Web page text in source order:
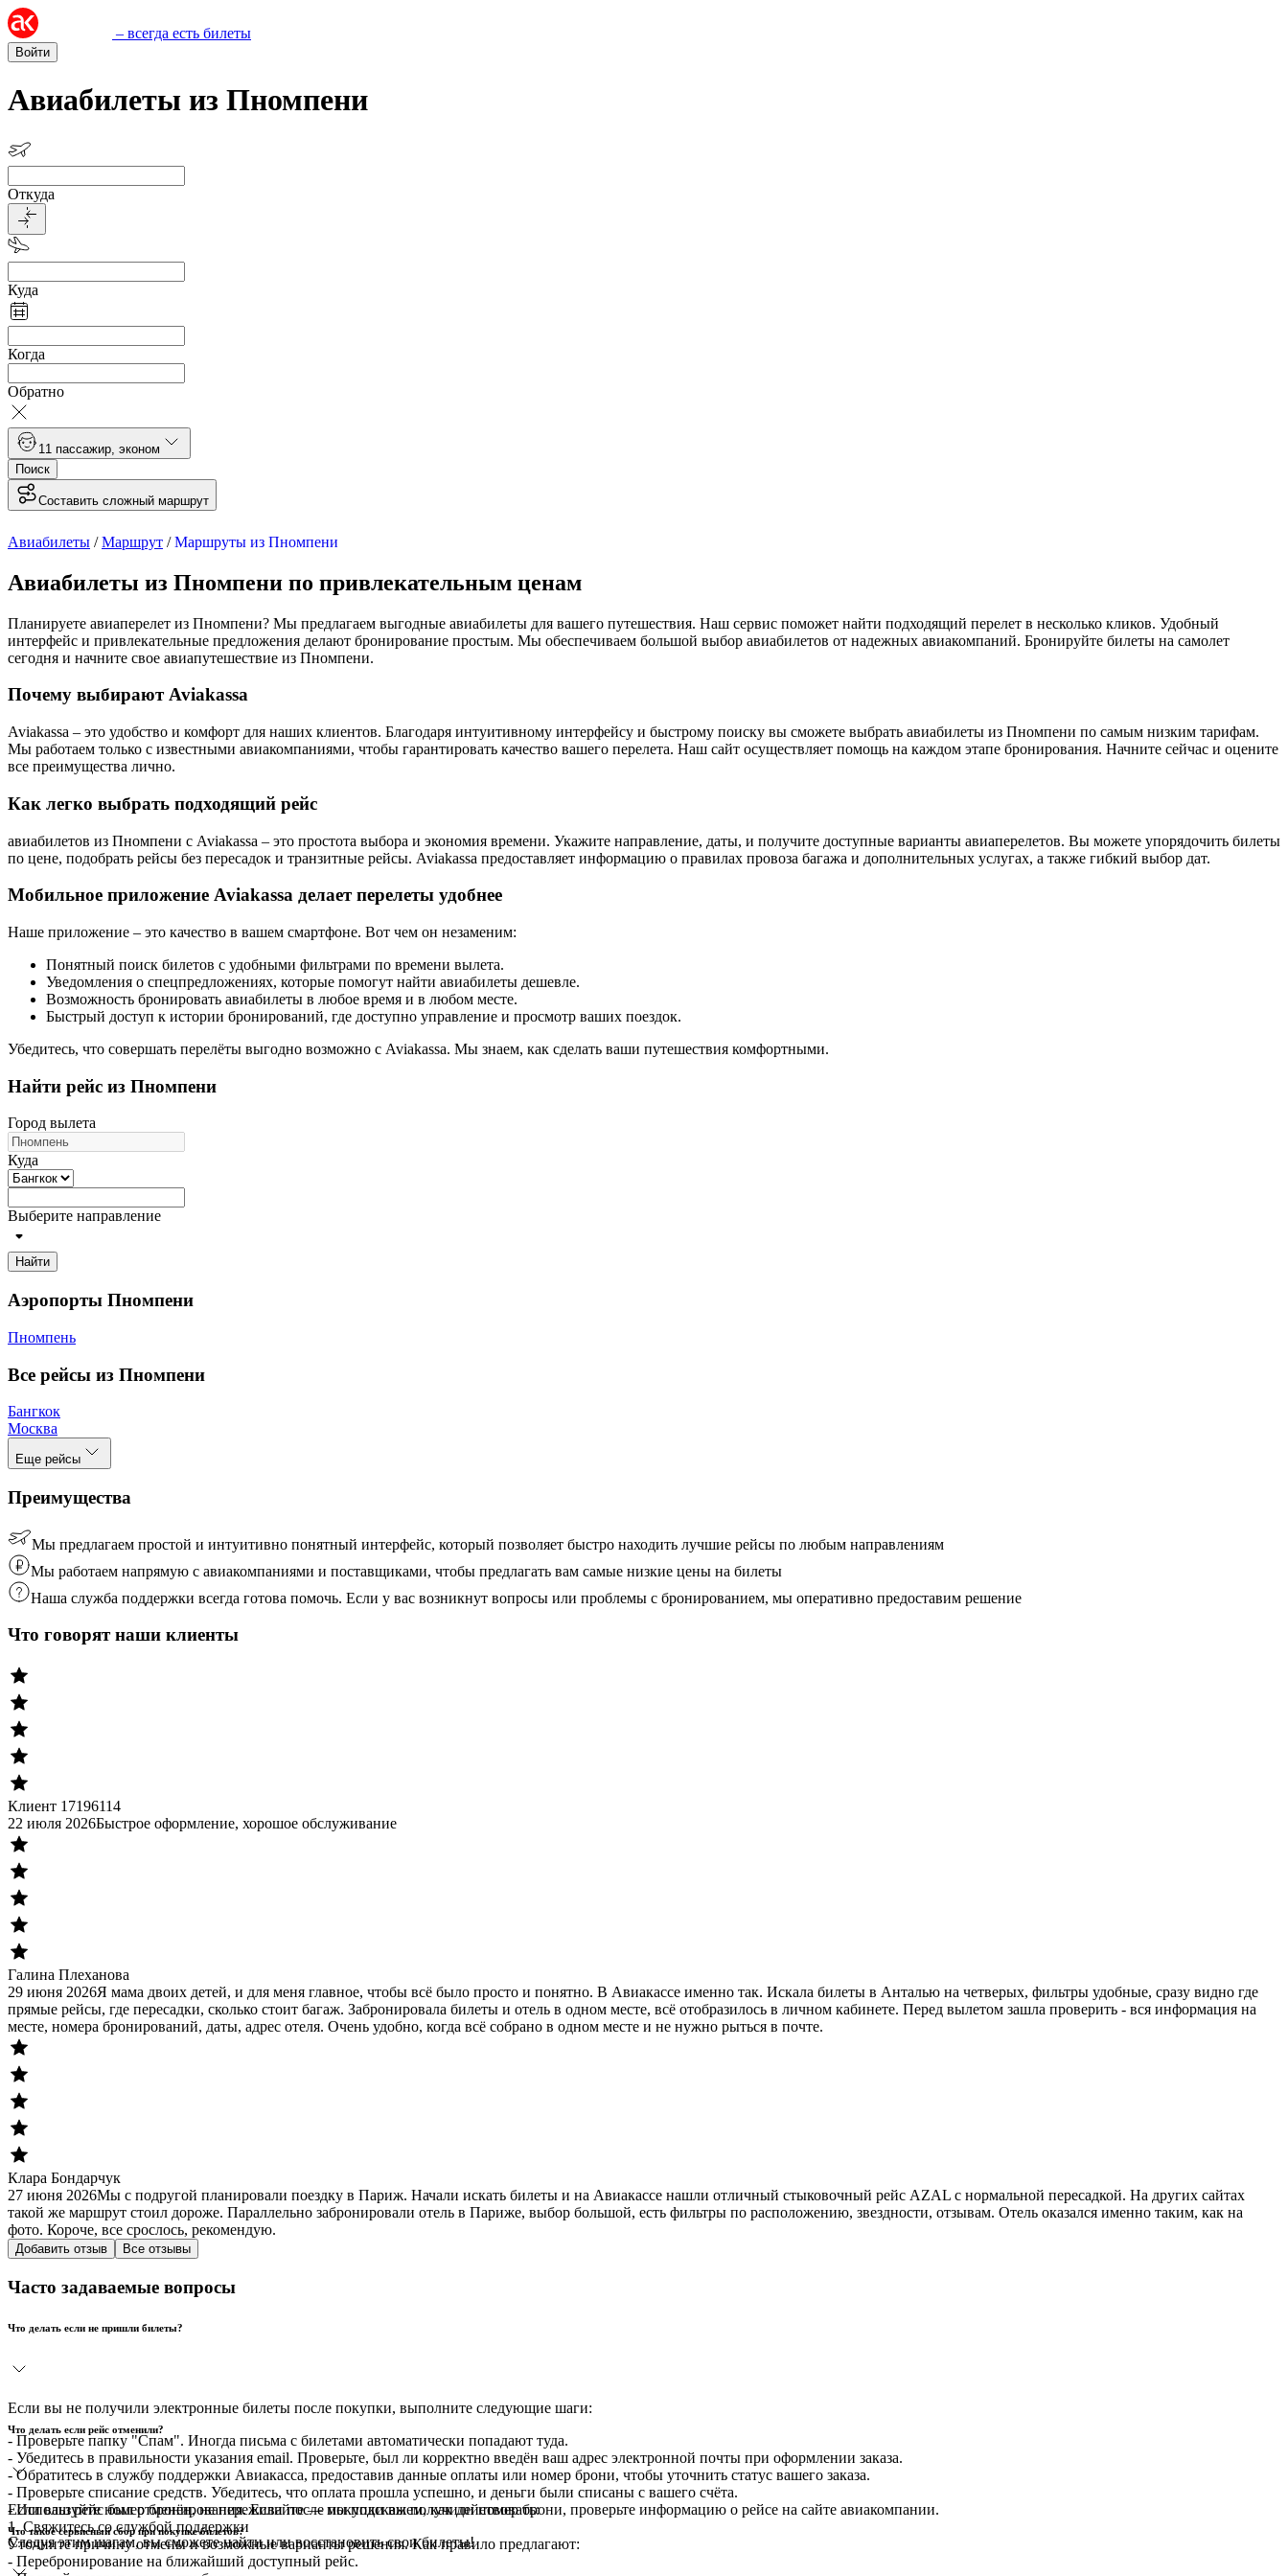
– всегда есть билеты
Войти
Авиабилеты из Пномпени
Откуда
Куда
Когда
Обратно
1 1 пассажир эконом
Поиск
Составить сложный маршрут
Авиабилеты /Маршрут /Маршруты из Пномпени
Авиабилеты из Пномпени по привлекательным ценам
Планируете авиаперелет из Пномпени? Мы предлагаем выгодные авиабилеты для вашего путешествия. Наш сервис поможет найти подходящий перелет в несколько кликов. Удобный
интерфейс и привлекательные предложения делают бронирование простым. Мы обеспечиваем большой выбор авиабилетов от надежных авиакомпаний. Бронируйте билеты на самолет
сегодня и начните свое авиапутешествие из Пномпени.
Почему выбирают Aviakassa
Aviakassa – это удобство и комфорт для наших клиентов. Благодаря интуитивному интерфейсу и быстрому поиску вы сможете выбрать авиабилеты из Пномпени по самым низким тарифам.
Мы работаем только с известными авиакомпаниями, чтобы гарантировать качество вашего перелета. Наш сайт осуществляет помощь на каждом этапе бронирования. Начните сейчас и оцените
все преимущества лично.
Как легко выбрать подходящий рейс
авиабилетов из Пномпени с Aviakassa – это простота выбора и экономия времени. Укажите направление, даты, и получите доступные варианты авиаперелетов. Вы можете упорядочить билеты
по цене, подобрать рейсы без пересадок и транзитные рейсы. Aviakassa предоставляет информацию о правилах провоза багажа и дополнительных услугах, а также гибкий выбор дат.
Мобильное приложение Aviakassa делает перелеты удобнее
Наше приложение – это качество в вашем смартфоне. Вот чем он незаменим:
Понятный поиск билетов с удобными фильтрами по времени вылета.
Уведомления о спецпредложениях, которые помогут найти авиабилеты дешевле.
Возможность бронировать авиабилеты в любое время и в любом месте.
Быстрый доступ к истории бронирований, где доступно управление и просмотр ваших поездок.
Убедитесь, что совершать перелёты выгодно возможно с Aviakassa. Мы знаем, как сделать ваши путешествия комфортными.
Найти рейс из Пномпени
Город вылета
Куда
Выберите направление
Найти
Аэропорты Пномпени
Пномпень
Все рейсы из Пномпени
Бангкок
Москва
Еще рейсы
Преимущества
Мы предлагаем простой и интуитивно понятный интерфейс, который позволяет быстро находить лучшие рейсы по любым направлениям
Мы работаем напрямую с авиакомпаниями и поставщиками, чтобы предлагать вам самые низкие цены на билеты
Наша служба поддержки всегда готова помочь. Если у вас возникнут вопросы или проблемы с бронированием, мы оперативно предоставим решение
Что говорят наши клиенты
Клиент 17196114
22 июля 2026Быстрое оформление, хорошое обслуживание
Галина Плеханова
29 июня 2026Я мама двоих детей, и для меня главное, чтобы всё было просто и понятно. В Авиакассе именно так. Искала билеты в Анталью на четверых, фильтры удобные, сразу видно где
прямые рейсы, где пересадки, сколько стоит багаж. Забронировала билеты и отель в одном месте, всё отобразилось в личном кабинете. Перед вылетом зашла проверить - вся информация на
месте, номера бронирований, даты, адрес отеля. Очень удобно, когда всё собрано в одном месте и не нужно рыться в почте.
Клара Бондарчук
27 июня 2026Мы с подругой планировали поездку в Париж. Начали искать билеты и на Авиакассе нашли отличный стыковочный рейс AZAL с нормальной пересадкой. На других сайтах
такой же маршрут стоил дороже. Параллельно забронировали отель в Париже, выбор большой, есть фильтры по расположению, звездности, отзывам. Отель оказался именно таким, как на
фото. Короче, все срослось, рекомендую.
Добавить отзыв Все отзывы
Часто задаваемые вопросы
Что делать если не пришли билеты?
Если вы не получили электронные билеты после покупки, выполните следующие шаги:
- Проверьте папку "Спам". Иногда письма с билетами автоматически попадают туда.
- Убедитесь в правильности указания email. Проверьте, был ли корректно введён ваш адрес электронной почты при оформлении заказа.
- Обратитесь в службу поддержки Авиакасса, предоставив данные оплаты или номер брони, чтобы уточнить статус вашего заказа.
- Проверьте списание средств. Убедитесь, что оплата прошла успешно, и деньги были списаны с вашего счёта.
- Используйте номер бронирования. Если после покупки вы получили номер брони, проверьте информацию о рейсе на сайте авиакомпании.
Следуя этим шагам, вы сможете найти или восстановить свои билеты!
Что делать если рейс отменили?
Если ваш рейс был отменён, не переживайте — мы подскажем, как действовать:
1. Свяжитесь со службой поддержки
Уточните причину отмены и возможные варианты решения. Как правило предлагают:
- Перебронирование на ближайший доступный рейс.
Что такое сервисный сбор при покупке билетов?